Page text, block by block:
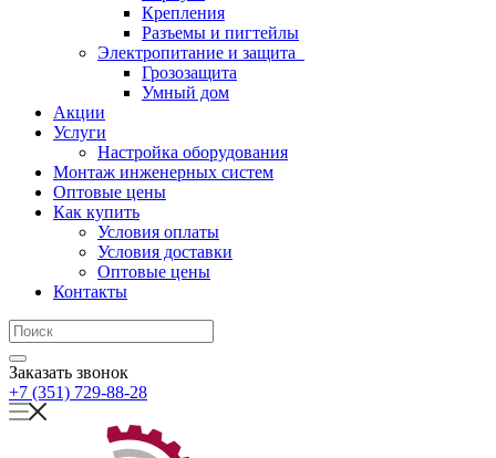
Крепления
Разъемы и пигтейлы
Электропитание и защита
Грозозащита
Умный дом
Акции
Услуги
Настройка оборудования
Монтаж инженерных систем
Оптовые цены
Как купить
Условия оплаты
Условия доставки
Оптовые цены
Контакты
Заказать звонок
+7 (351) 729-88-28